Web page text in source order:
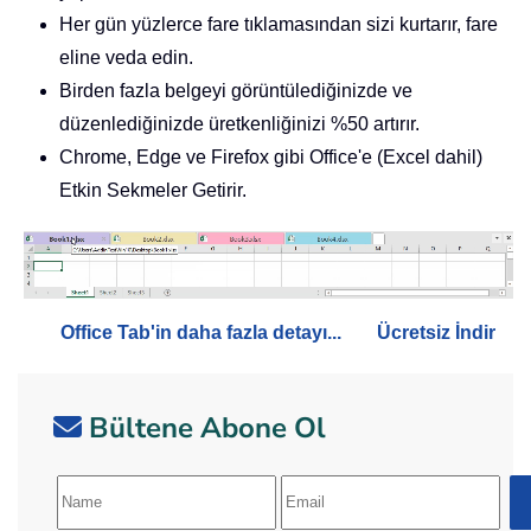
Her gün yüzlerce fare tıklamasından sizi kurtarır, fare
eline veda edin.
Birden fazla belgeyi görüntülediğinizde ve
düzenlediğinizde üretkenliğinizi %50 artırır.
Chrome, Edge ve Firefox gibi Office'e (Excel dahil)
Etkin Sekmeler Getirir.
Office Tab'in daha fazla detayı... Ücretsiz İndir
Bültene Abone Ol